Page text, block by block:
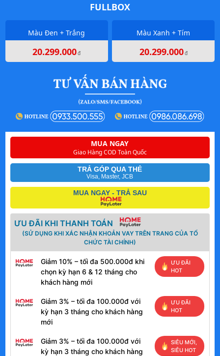
FULLBOX
Màu Đen + Trắng
20.299.000đ
Màu Xanh + Tím
20.299.000đ
MUA NGAY
Giao Hàng COD Toàn Quốc
TRẢ GÓP QUA THẺ
Visa, Master, JCB
MUA NGAY - TRẢ SAU
ƯU ĐÃI KHI THANH TOÁN
(SỬ DỤNG KHI XÁC NHẬN KHOẢN VAY TRÊN TRANG CỦA TỔ
CHỨC TÀI CHÍNH)
Giảm 10% – tối đa 500.000đ khi
chọn kỳ hạn 6 & 12 tháng cho
khách hàng mới
ƯU ĐÃI
HOT
Giảm 3% – tối đa 100.000đ với
kỳ hạn 3 tháng cho khách hàng
mới
ƯU ĐÃI
HOT
Giảm 3% – tối đa 100.000đ với
kỳ hạn 3 tháng cho khách hàng
SIÊU MỚI,
SIÊU HOT